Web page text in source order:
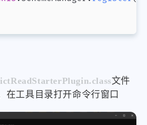
文件
在工具目录打开命令行窗口